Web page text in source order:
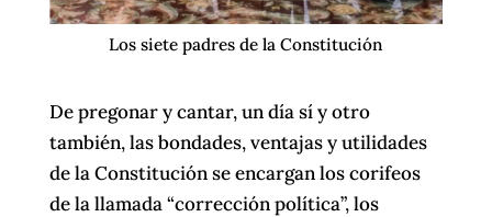
Los siete padres de la Constitución
De pregonar y cantar, un día sí y otro
también, las bondades, ventajas y utilidades
de la Constitución se encargan los corifeos
de la llamada “corrección política”, los